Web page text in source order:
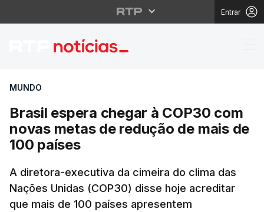
Entrar
Brasil espera chegar
MUNDO
Brasil espera chegar à COP30 com
novas metas de redução de mais de
100 países
A diretora-executiva da cimeira do clima das
Nações Unidas (COP30) disse hoje acreditar
que mais de 100 países apresentem